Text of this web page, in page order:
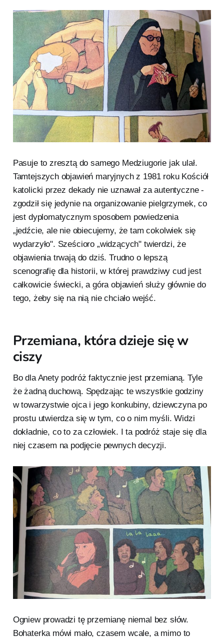
Pasuje to zresztą do samego Medziugorie jak ulał.
Tamtejszych objawień maryjnych z 1981 roku Kościół
katolicki przez dekady nie uznawał za autentyczne -
zgodził się jedynie na organizowanie pielgrzymek, co
jest dyplomatycznym sposobem powiedzenia
„jedźcie, ale nie obiecujemy, że tam cokolwiek się
wydarzyło". Sześcioro „widzących" twierdzi, że
objawienia trwają do dziś. Trudno o lepszą
scenografię dla historii, w której prawdziwy cud jest
całkowicie świecki, a góra objawień służy głównie do
tego, żeby się na nią nie chciało wejść.
Przemiana, która dzieje się w
ciszy
Bo dla Anety podróż faktycznie jest przemianą. Tyle
że żadną duchową. Spędzając te wszystkie godziny
w towarzystwie ojca i jego konkubiny, dziewczyna po
prostu utwierdza się w tym, co o nim myśli. Widzi
dokładnie, co to za człowiek. I ta podróż staje się dla
niej czasem na podjęcie pewnych decyzji.
Ogniew prowadzi tę przemianę niemal bez słów.
Bohaterka mówi mało, czasem wcale, a mimo to